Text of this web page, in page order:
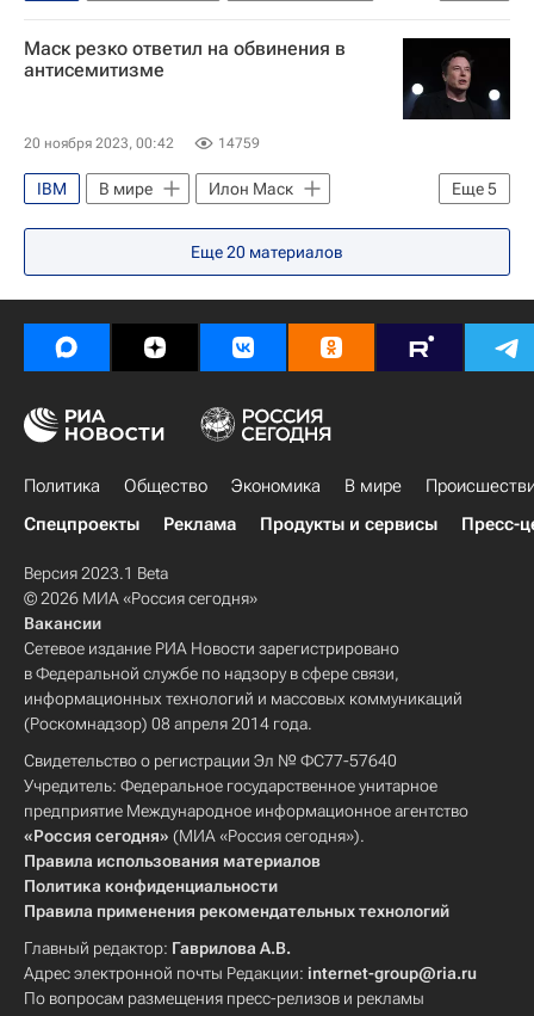
Apple
В мире
Маск резко ответил на обвинения в
антисемитизме
20 ноября 2023, 00:42 14759
Еще5
IBM В мире
Илон Маск
Sony Pictures
Apple
США
Израиль
Еще20 материалов
Политика Общество Экономика В мире
Спецпроекты
Реклама Продукты и сервисы Пресс-
Версия 2023.1 Beta
© 2026 МИА «Россия сегодня»
Вакансии
Сетевое издание РИА Новости зарегистрировано
в Федеральной службе по надзору в сфере связи,
информационных технологий и массовых коммуникаций
(Роскомнадзор) 08 апреля 2014 года.
Свидетельство о регистрации Эл № ФС77-57640
Учредитель: Федеральное государственное унитарное
предприятие Международное информационное агентство
«Россия сегодня» (МИА «Россия сегодня»).
Правила использования материалов
Политика конфиденциальности
Правила применения рекомендательных технологий
Главный редактор: Гаврилова А.В.
Адрес электронной почты Редакции: internet-group@ria.ru
По вопросам размещения пресс-релизов и рекламы